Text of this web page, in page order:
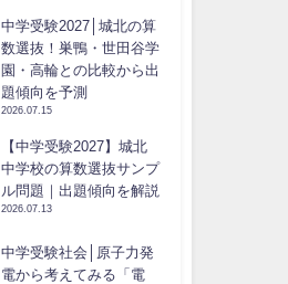
中学受験2027│城北の算
数選抜！巣鴨・世田谷学
園・高輪との比較から出
題傾向を予測
2026.07.15
【中学受験2027】城北
中学校の算数選抜サンプ
ル問題｜出題傾向を解説
2026.07.13
中学受験社会│原子力発
電から考えてみる「電